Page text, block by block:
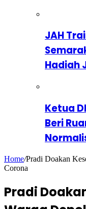
JAH
Hadiah
Ketua
Beri
Home/Pradi Doakan
Corona
Pradi